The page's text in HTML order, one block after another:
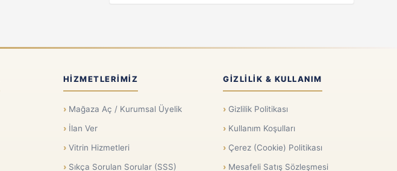
HIZMETLERIMIZ
Mağaza Aç / Kurumsal Üyelik
İlan Ver
Vitrin Hizmetleri
Sıkça Sorulan Sorular (SSS)
GIZLILIK & KULLANIM
Gizlilik Politikası
Kullanım Koşulları
Çerez (Cookie) Politikası
Mesafeli Satış Sözleşmesi